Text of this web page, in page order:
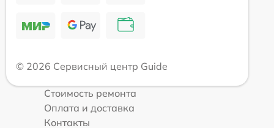
© 2026 Сервисный центр Guide
Стоимость ремонта
Оплата и доставка
Контакты